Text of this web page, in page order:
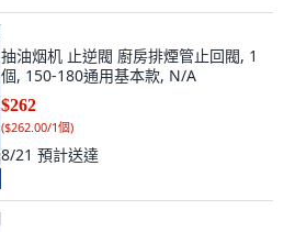
抽油烟机 止逆閥 廚房排煙管止回閥, 1
個, 150-180通用基本款, N/A
$262
($262.00/1個)
8/21 預計送達